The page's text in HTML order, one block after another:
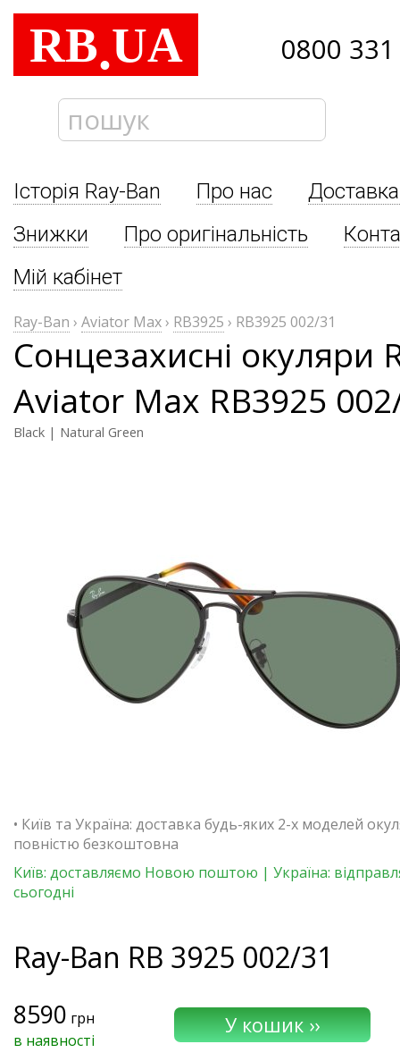
RB.UA 0800
Історія Ray-Ban Про нас
Знижки
Про оригінальність
Мій кабінет
Ray-Ban › Aviator Max› RB3925 › RB3925 002/31
Сонцезахисні окуляри
Aviator Max RB3925
Black | Natural Green
• Київ та Україна: доставка будь-яких 2-х моделей
повністю безкоштовна
Київ: доставляємо Новою поштою | Україна:
сьогодні
Ray-Ban RB 3925 002/31
8590 грн
в наявності